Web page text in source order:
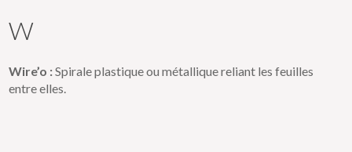
W
Wire’o :Spirale plastique ou métallique reliant les feuilles
entre elles.